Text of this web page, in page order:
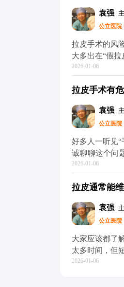
置，从而实现
理，这种年轻
平台（公众号
袁强
公立医院
拉皮手术的风
大多出在“假
一长，下垂的
贴合，不会强
可能会有麻木
这种暂时性的
关，选对医生
方媒体平台（
2026-01-06
拉皮手术有
袁强
公立医院
好多人一听见
诚聊聊这个问
确实可能出现
行拉扯皮肤缝
神经，做分层
的损伤。 所以
降低风险的
小红薯）预约
2026-01-06
拉皮通常能
袁强
公立医院
大家应该都了
太多时间，但
下来花费也不
2026-01-06